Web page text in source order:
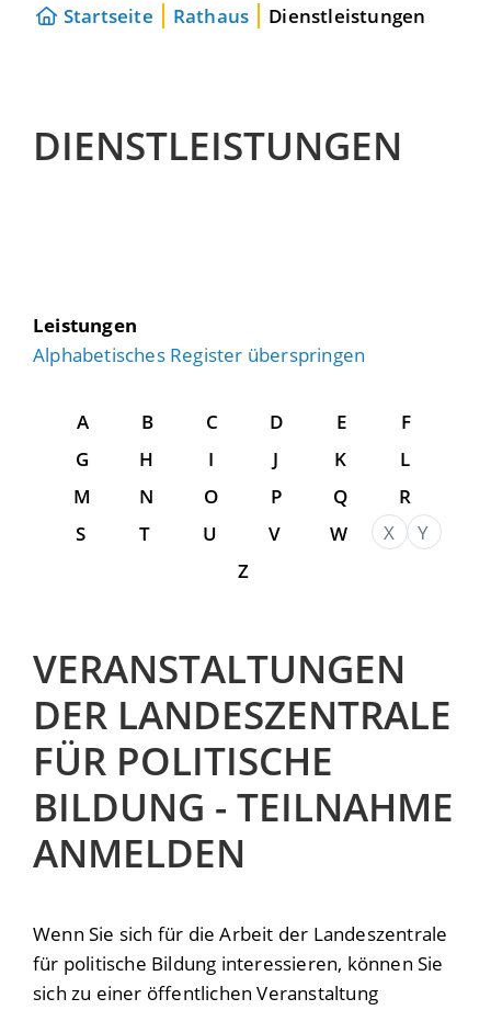
Startseite Rathaus Dienstleistungen
DIENSTLEISTUNGEN
Leistungen
Alphabetisches Register überspringen
A B C D E
F
G
H I J K
L
M
N O P Q
R
S
T U V W X
Y
Z
VERANSTALTUNGEN
DER LANDESZENTRALE
FÜR POLITISCHE
BILDUNG - TEILNAHME
ANMELDEN
Wenn Sie sich für die Arbeit der Landeszentrale
für politische Bildung interessieren, können Sie
sich zu einer öffentlichen Veranstaltung